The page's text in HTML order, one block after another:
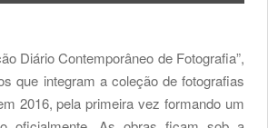
Diário Contemporâneo de Fotografia”,
que integram a coleção de fotografias
2016, pela primeira vez formando um